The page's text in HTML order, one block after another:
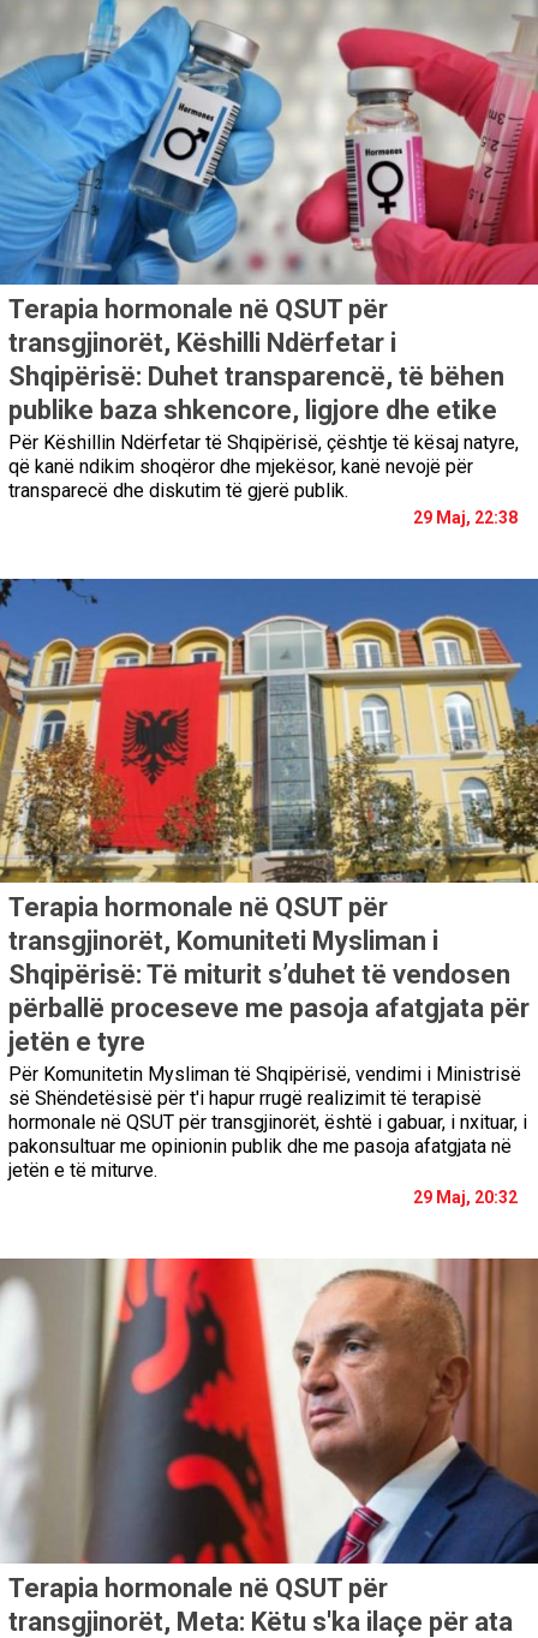
Terapia hormonale në QSUT për
transgjinorët, Këshilli Ndërfetar i
Shqipërisë: Duhet transparencë, të bëhen
publike baza shkencore, ligjore dhe etike
Për Këshillin Ndërfetar të Shqipërisë, çështje të kësaj natyre,
që kanë ndikim shoqëror dhe mjekësor, kanë nevojë për
transparecë dhe diskutim të gjerë publik.
29 Maj, 22:38
Terapia hormonale në QSUT për
transgjinorët, Komuniteti Mysliman i
Shqipërisë: Të miturit s’duhet të vendosen
përballë proceseve me pasoja afatgjata për
jetën e tyre
Për Komunitetin Mysliman të Shqipërisë, vendimi i Ministrisë
së Shëndetësisë për t'i hapur rrugë realizimit të terapisë
hormonale në QSUT për transgjinorët, është i gabuar, i nxituar, i
pakonsultuar me opinionin publik dhe me pasoja afatgjata në
jetën e të miturve.
29 Maj, 20:32
Terapia hormonale në QSUT për
transgjinorët, Meta: Këtu s'ka ilaçe për ata